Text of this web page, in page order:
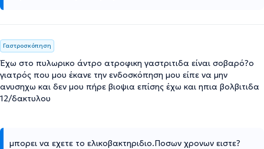
Γαστροσκόπηση
Έχω στο πυλωρικο άντρο ατροφικη γαστριτιδα είναι σοβαρό?ο
γιατρός που μου έκανε την ενδοσκόπηση μου είπε να μην
ανυσηχω και δεν μου πήρε βιοψια επίσης έχω και ηπια βολβιτιδα
12/δακτυλου
μπορει να εχετε το ελικοβακτηριδιο.Ποσων χρονων ειστε?